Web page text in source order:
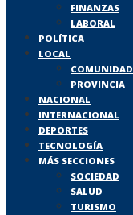
FINANZAS
LABORAL
POLÍTICA
LOCAL
COMUNIDAD
PROVINCIA
NACIONAL
INTERNACIONAL
DEPORTES
TECNOLOGÍA
MÁS SECCIONES
SOCIEDAD
SALUD
TURISMO